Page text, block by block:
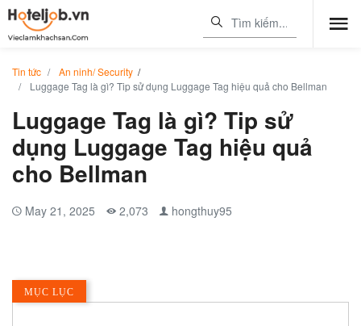
Tin tức An ninh/ Security /
Luggage Tag là gì? Tip sử dụng Luggage Tag hiệu quả cho Bellman
Luggage Tag là gì? Tip sử
dụng Luggage Tag hiệu quả
cho Bellman
May 21, 2025 2,073 hongthuy95
MỤC LỤC